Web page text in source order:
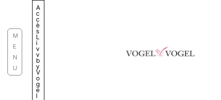
M
E
N
U
A
c
c
è
s
L
i
v
v
b
y
V
o
g
e
l